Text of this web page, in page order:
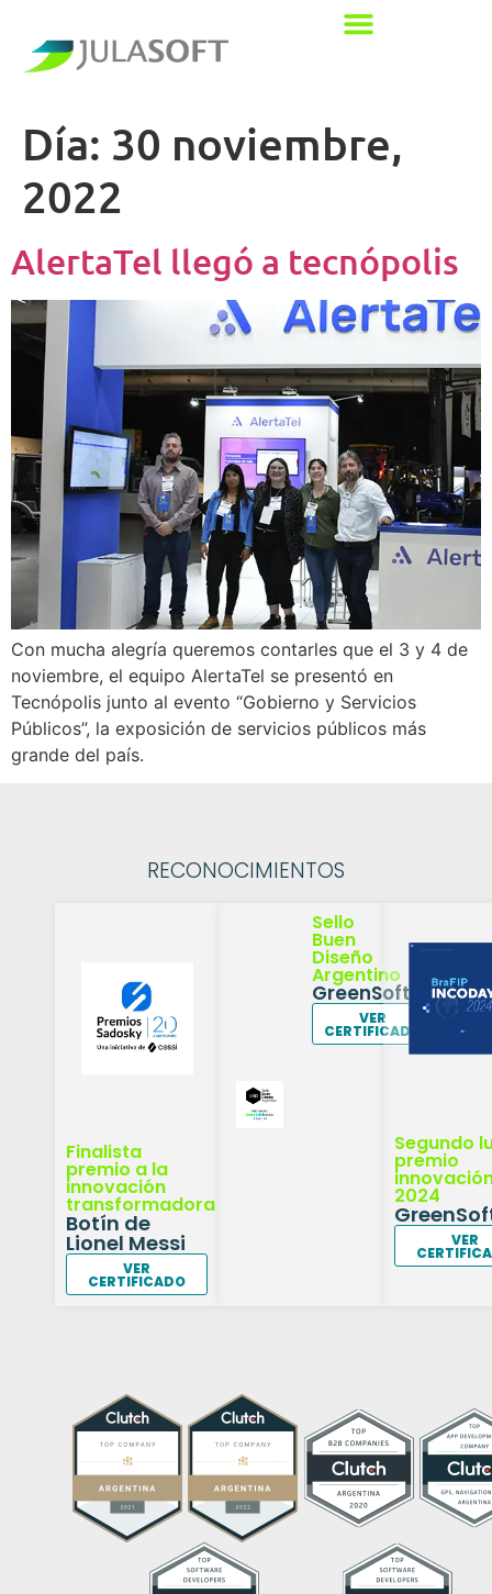
Día: 30 noviembre,
2022
AlertaTel llegó a tecnópolis
Con mucha alegría queremos contarles que el 3 y 4 de
noviembre, el equipo AlertaTel se presentó en
Tecnópolis junto al evento “Gobierno y Servicios
Públicos”, la exposición de servicios públicos más
grande del país.
RECONOCIMIENTOS
Finalista
premio a la
innovación
transformadora
Botín de
Lionel Messi
VER
CERTIFICADO
Sello
Buen
Diseño
Argentino
GreenSoftTracker
VER
CERTIFICADO
Segundo
premio
2024
VER